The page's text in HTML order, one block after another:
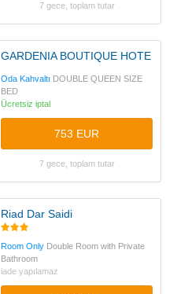
7 gece, toplam tutar
GARDENIA BOUTIQUE HOTEL
Oda Kahvaltı DOUBLE QUEEN SIZE
BED
Ücretsiz iptal
753 EUR
7 gece, toplam tutar
Riad Dar Saidi
Room Only Double Room with Private
Bathroom
iade yapılamaz